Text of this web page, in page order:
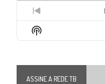
Previous
Episode
Show
Podcast
ASSINE A REDE TB